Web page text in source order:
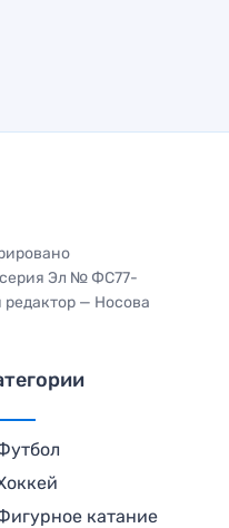
серия Эл № ФС77-
редактор — Носова
катание